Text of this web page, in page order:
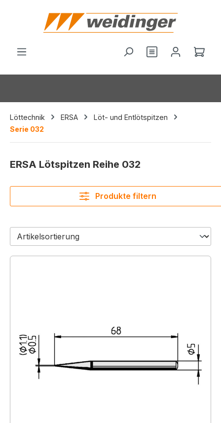
springen
Du hast 0
Löttechnik ERSA
Löt- und Entlötspitzen
Serie 032
ERSA Lötspitzen Reihe 032
Produkte filtern